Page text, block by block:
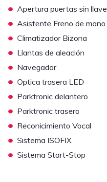
• Apertura puertas sin llave
• Asistente Freno de mano
• Climatizador Bizona
• Llantas de aleación
• Navegador
• Optica trasera LED
• Parktronic delantero
• Parktronic trasero
• Reconicimiento Vocal
• Sistema ISOFIX
• Sistema Start-Stop